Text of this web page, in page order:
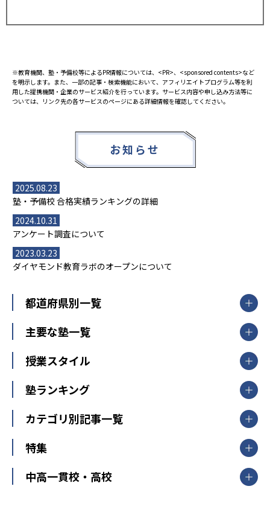
※教育機関、塾・予備校等によるPR情報については、<PR>、<sponsored contents>など
を明示します。また、一部の記事・検索機能において、アフィリエイトプログラム等を利
用した提携機関・企業のサービス紹介を行っています。サービス内容や申し込み方法等に
ついては、リンク先の各サービスのページにある詳細情報を確認してください。
お知らせ
2025.08.23
塾・予備校 合格実績ランキングの詳細
2024.10.31
アンケート調査について
2023.03.23
ダイヤモンド教育ラボのオープンについて
都道府県別一覧
北海道・東北
山形県
福島県
関東
東京都
神奈川県
茨城県
栃木県
群馬県
新潟県
中部
愛知県
静岡県
長野県
主要な塾一覧
【掲載塾一覧を見る】
東京個別指導学院
明光義塾
個別教室のトライ
武田塾
授業スタイル
個別指導
オンライン指導
塾ランキング
中学受験ランキング
カテゴリ別記事一覧
中学受験
大学受験
特集
開成番長直伝！子どもの受験を成功させる方法
中高一貫校・高校